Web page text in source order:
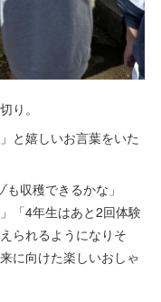
り。
と嬉しいお言葉をいた
収穫できるかな」
「4年生はあと2回体験
られるようになりそ
に向けた楽しいおしゃ